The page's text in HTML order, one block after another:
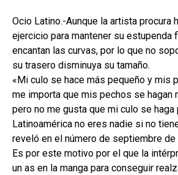
Ocio Latino.-Aunque la artista procura
ejercicio para mantener su estupenda
encantan las curvas, por lo que no
su trasero disminuya su tamaño.
«Mi culo se hace más pequeño y mis
me importa que mis pechos se hagan
pero no me gusta que mi culo se haga
Latinoamérica no eres nadie si no
reveló en el número de septiembre de
Es por este motivo por el que la
un as en la manga para conseguir